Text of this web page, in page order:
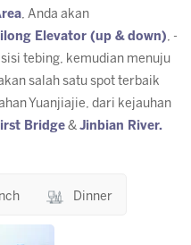
, Anda akan
Elevator (up & down), -
tebing, kemudian menuju
salah satu spot terbaik
Yuanjiajie, dari kejauhan
Bridge & Jinbian River.
Dinner